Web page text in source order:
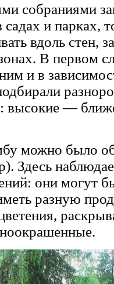
собраниями
и парках,
вдоль стен,
В первом
и в
высокие —
можно было
Здесь
они могут
разную